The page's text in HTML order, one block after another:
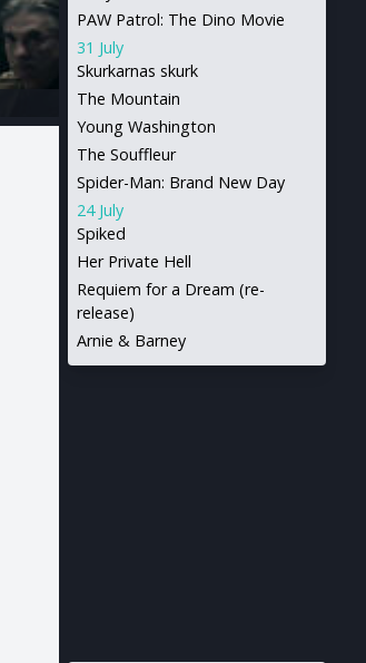
PAW Patrol: The Dino Movie
31 July
Skurkarnas skurk
The Mountain
Young Washington
The Souffleur
Spider-Man: Brand New Day
24 July
Spiked
Her Private Hell
Requiem for a Dream (re-
release)
Arnie & Barney